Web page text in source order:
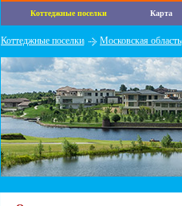
Коттеджные поселки Карта
Коттеджные поселки Московская область